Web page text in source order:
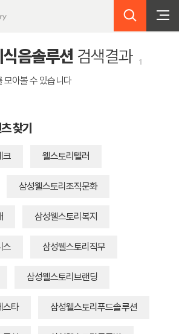
음솔루션 검색결과 1
모아볼 수 있습니다
찾기
크 웰스토리텔러
삼성웰스토리조직문화
삼성웰스토리복지
스 삼성웰스토리직무
삼성웰스토리브랜딩
스타 삼성웰스토리푸드솔루션